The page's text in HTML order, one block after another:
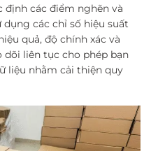
định các điểm nghẽn và
các chỉ số hiệu suất
quả, độ chính xác và
dõi liên tục cho phép bạn
liệu nhằm cải thiện quy